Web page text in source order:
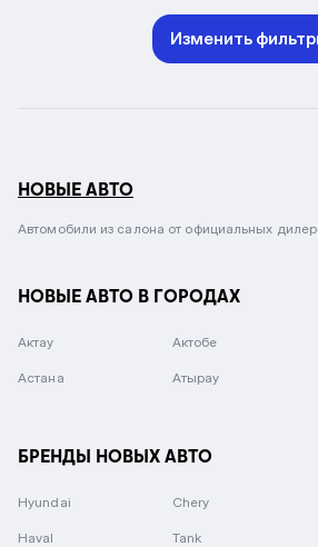
Изменить
НОВЫЕ АВТО
Автомобили из салона от официальных
НОВЫЕ АВТО В ГОРОДАХ
Актау Актобе
Астана Атырау
БРЕНДЫ НОВЫХ АВТО
Hyundai Chery
Haval Tank